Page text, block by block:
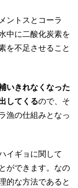
ントスとコーラ
中に二酸化炭素を
を不足させること
いきれなくなった
してくるので、そ
漁の仕組みとなっ
イギョに関して
ができます。なの
的な方法であると